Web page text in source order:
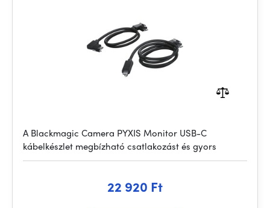
A Blackmagic Camera PYXIS Monitor USB-C
kábelkészlet megbízható csatlakozást és gyors
22 920 Ft